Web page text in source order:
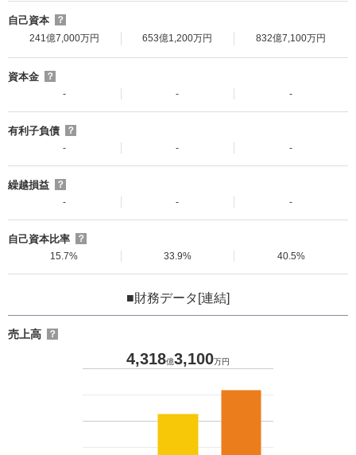
自己資本
？
241億7,000万円
653億1,200万円 832億7,100万円
資本金
？
-
- -
有利子負債
？
-
- -
繰越損益
？
-
- -
自己資本比率
？
15.7%
33.9% 40.5%
■財務データ[連結]
売上高 ？
4,318億3,100万円